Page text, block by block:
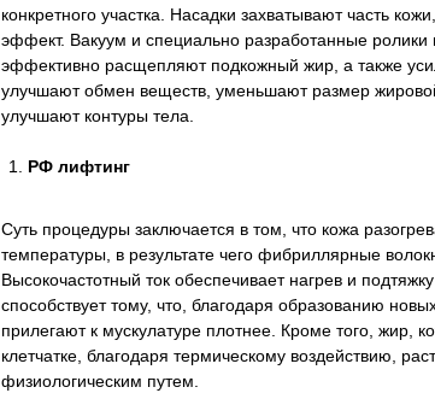
конкретного участка. Насадки захватывают часть
эффект. Вакуум и специально разработанные ролики
эффективно расщепляют подкожный жир, а также
улучшают обмен веществ, уменьшают размер
улучшают контуры тела.
РФ лифтинг
Суть процедуры заключается в том, что кожа
температуры, в результате чего фибриллярные
Высокочастотный ток обеспечивает нагрев и
способствует тому, что, благодаря образованию
прилегают к мускулатуре плотнее. Кроме того, жир,
клетчатке, благодаря термическому воздействию,
физиологическим путем.